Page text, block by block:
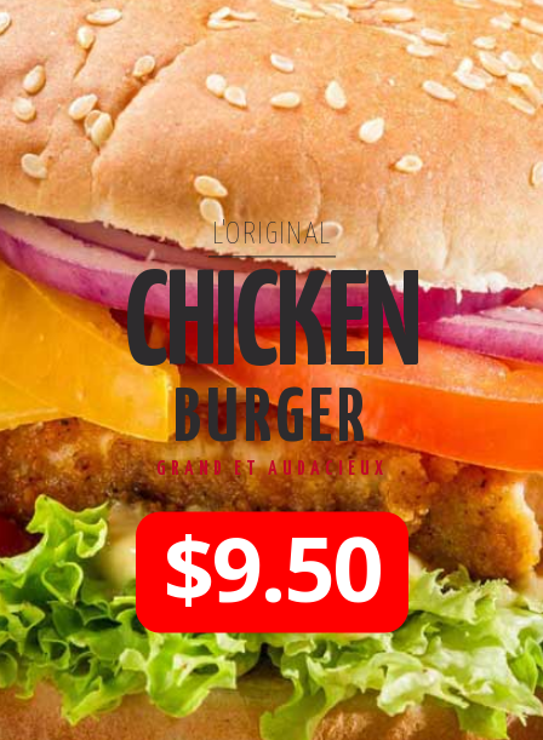
L'ORIGINAL
CHICKEN
BURGER
GRAND ET AUDACIEUX
$9.50